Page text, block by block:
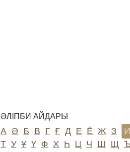
ӘЛІПБИ АЙДАРЫ
А Ә Б В Г Ғ Д Е Ё Ж З И
Т У Ұ Ү Ф Х Һ Ц Ч Ш Щ